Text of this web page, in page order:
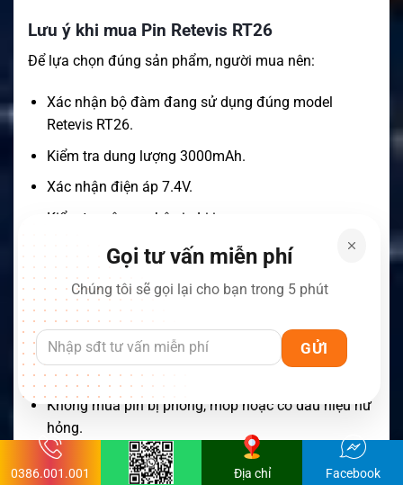
Lưu ý khi mua Pin Retevis RT26
Để lựa chọn đúng sản phẩm, người mua nên:
Xác nhận bộ đàm đang sử dụng đúng model
Retevis RT26.
Kiểm tra dung lượng 3000mAh.
Xác nhận điện áp 7.4V.
Kiểm tra công nghệ pin Li-ion.
Đối chiếu hình dáng với viên pin cũ.
Kiểm tra vị trí các chân tiếp điểm.
Kiểm tra rãnh lắp và chốt khóa pin.
Ưu tiên sản phẩm có nguồn gốc rõ ràng.
Kiểm tra chính sách bảo hành của đơn vị bán.
Không mua pin bị phồng, móp hoặc có dấu hiệu hư
hỏng.
Không nên nhầm Retevis RT26 với các model có tên
Gọi tư vấn miễn phí
Chúng tôi sẽ gọi lại cho bạn trong 5 phút
0386.001.001 Địa chỉ Facebook